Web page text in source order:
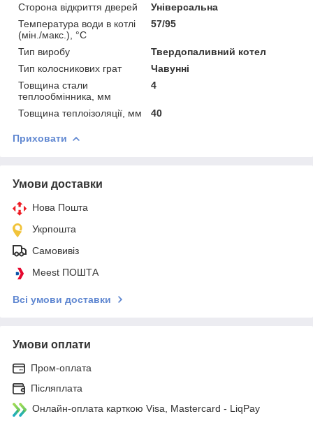
Сторона відкриття дверей
Універсальна
Температура води в котлі
(мін./макс.), °C
57/95
Тип виробу
Твердопаливний котел
Тип колосникових грат
Чавунні
Товщина стали
теплообмінника, мм
4
Товщина теплоізоляції, мм 40
Приховати
Умови доставки
Нова Пошта
Укрпошта
Самовивіз
Meest ПОШТА
Всі умови доставки
Умови оплати
Пром-оплата
Післяплата
Онлайн-оплата карткою Visa, Mastercard - LiqPay